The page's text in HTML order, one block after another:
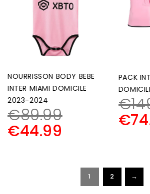
NOURRISSON BODY BEBE
INTER MIAMI DOMICILE
2023-2024
€89.99
€44.99
PACK
€
€
1 2 →